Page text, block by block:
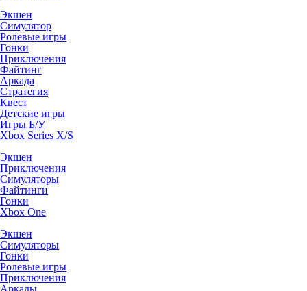
Экшен
Симулятор
Ролевые игры
Гонки
Приключения
Файтинг
Аркада
Стратегия
Квест
Детские игры
Игры Б/У
Xbox Series X/S
Экшен
Приключения
Симуляторы
Файтинги
Гонки
Xbox One
Экшен
Симуляторы
Гонки
Ролевые игры
Приключения
Аркады